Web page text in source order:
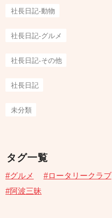
社長日記-動物
社長日記-グルメ
社長日記-その他
社長日記
未分類
タグ一覧
グルメ
ロータリークラブ
阿波三昧